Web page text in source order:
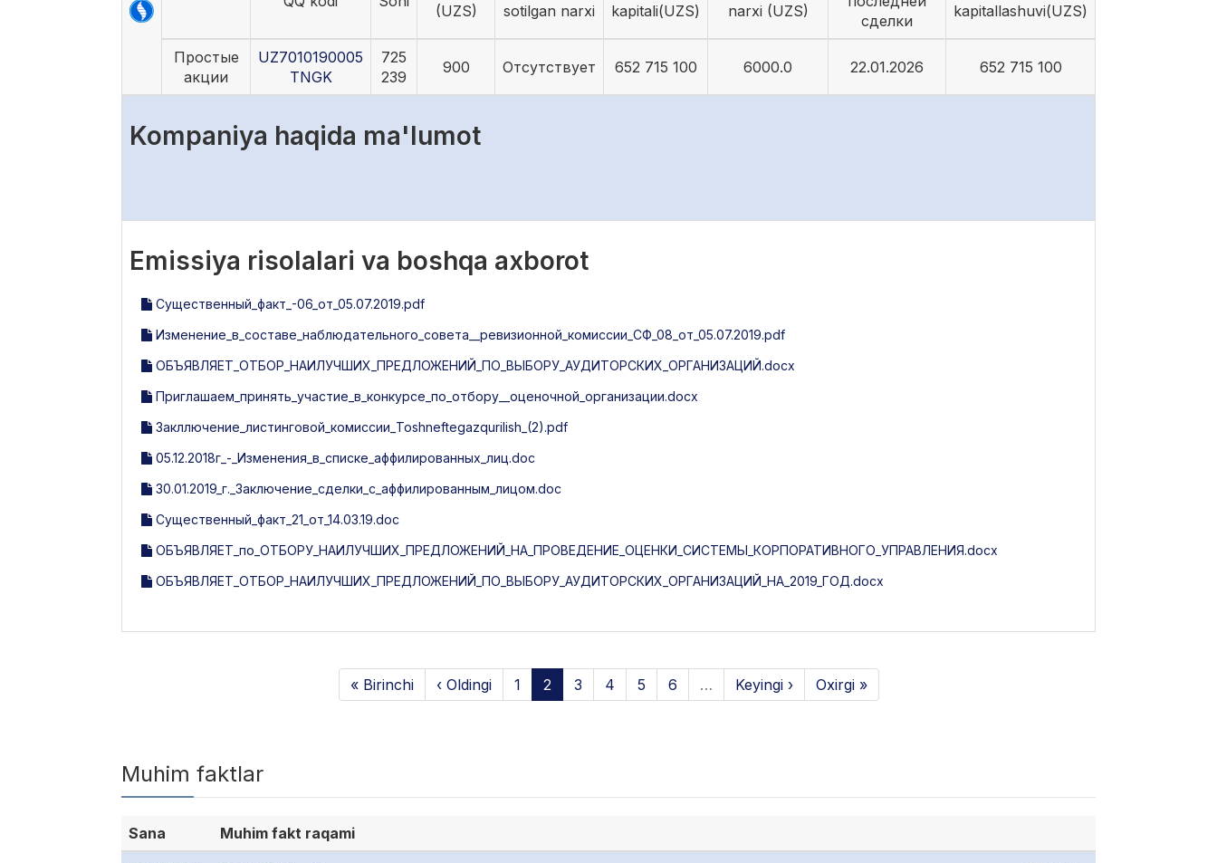
(UZS)
sotilgan narxi
kapitali(UZS)
narxi (UZS)
сделки
kapitallashuvi(UZS)
Простые
акции
UZ7010190005
TNGK
725
239
900 Отсутствует 652 715 100 6000.0 22.01.2026 652 715 100
Kompaniya haqida ma'lumot
Emissiya risolalari va boshqa axborot
Существенный_факт_-06_от_05.07.2019.pdf
Изменение_в_составе_наблюдательного_совета__ревизионной_комиссии_СФ_08_от_05.07.2019.pdf
ОБЪЯВЛЯЕТ_ОТБОР_НАИЛУЧШИХ_ПРЕДЛОЖЕНИЙ_ПО_ВЫБОРУ_АУДИТОРСКИХ_ОРГАНИЗАЦИЙ.docx
Приглашаем_принять_участие_в_конкурсе_по_отбору__оценочной_организации.docx
Закллючение_листинговой_комиссии_Toshneftegazqurilish_(2).pdf
05.12.2018г_-_Изменения_в_списке_аффилированных_лиц.doc
30.01.2019_г._Заключение_сделки_с_аффилированным_лицом.doc
Существенный_факт_21_от_14.03.19.doc
ОБЪЯВЛЯЕТ_по_ОТБОРУ_НАИЛУЧШИХ_ПРЕДЛОЖЕНИЙ_НА_ПРОВЕДЕНИЕ_ОЦЕНКИ_СИСТЕМЫ_КОРПОРАТИВНОГО_УПРАВЛЕНИЯ.docx
ОБЪЯВЛЯЕТ_ОТБОР_НАИЛУЧШИХ_ПРЕДЛОЖЕНИЙ_ПО_ВЫБОРУ_АУДИТОРСКИХ_ОРГАНИЗАЦИЙ_НА_2019_ГОД.docx
« Birinchi ‹ Oldingi 1 2 3 4 5 6 … Keyingi › Oxirgi »
Muhim faktlar
Sana Muhim fakt raqami